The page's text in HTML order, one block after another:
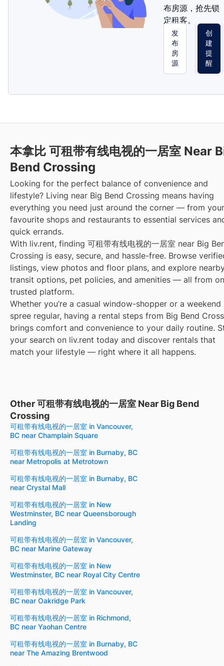
布房源，抢先锁
定租客。
发
布
房
源
创
建
提
醒
本拿比 可租带有线电视的一居室 Near
Bend Crossing
Looking for the perfect balance of convenience and
lifestyle? Living near Big Bend Crossing means having
everything you need just around the corner — from your
favourite shops and restaurants to essential services
quick errands.
With liv.rent, finding 可租带有线电视的一居室 near Big
Crossing is easy, secure, and hassle-free. Browse
listings, view photos and floor plans, and explore
transit options, pet policies, and amenities — all from
trusted platform.
Whether you’re a casual window-shopper or a weekend
spree regular, having a rental steps from Big Bend
brings comfort and convenience to your daily routine.
your search on liv.rent today and discover rentals that
match your lifestyle — right where it all happens.
Other 可租带有线电视的一居室 Near Big Bend
Crossing
可租带有线电视的一居室 in Vancouver,
BC near Champlain Square
可租带有线电视的一居室 in Burnaby, BC
near Metropolis at Metrotown
可租带有线电视的一居室 in Burnaby, BC
near Crystal Mall
可租带有线电视的一居室 in New
Westminster, BC near Queensborough
Landing
可租带有线电视的一居室 in Vancouver,
BC near Marine Gateway
可租带有线电视的一居室 in New
Westminster, BC near Royal City Centre
可租带有线电视的一居室 in Vancouver,
BC near Oakridge Park
可租带有线电视的一居室 in Richmond,
BC near Yaohan Centre
可租带有线电视的一居室 in Burnaby, BC
near The Amazing Brentwood